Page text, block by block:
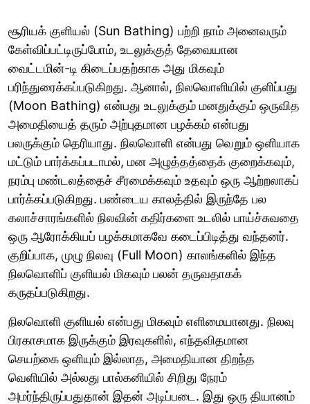
சூரியக் குளியல் (Sun Bathing) பற்றி நாம் அனைவரும்
கேள்விப்பட்டிருப்போம், உடலுக்குத் தேவையான
வைட்டமின்-டி கிடைப்பதற்காக அது மிகவும்
பரிந்துரைக்கப்படுகிறது. ஆனால், நிலவொளியில் குளிப்பது
(Moon Bathing) என்பது உடலுக்கும் மனதுக்கும் ஒருவித
அமைதியைத் தரும் அற்புதமான பழக்கம் என்பது
பலருக்கும் தெரியாது. நிலவொளி என்பது வெறும் ஒளியாக
மட்டும் பார்க்கப்படாமல், மன அழுத்தத்தைக் குறைக்கவும்,
நரம்பு மண்டலத்தைச் சீரமைக்கவும் உதவும் ஒரு ஆற்றலாகப்
பார்க்கப்படுகிறது. பண்டைய காலத்தில் இருந்தே பல
கலாச்சாரங்களில் நிலவின் கதிர்களை உடலில் பாய்ச்சுவதை
ஒரு ஆரோக்கியப் பழக்கமாகவே கடைப்பிடித்து வந்தனர்.
குறிப்பாக, முழு நிலவு (Full Moon) காலங்களில் இந்த
நிலவொளிப் குளியல் மிகவும் பலன் தருவதாகக்
கருதப்படுகிறது.
நிலவொளி குளியல் என்பது மிகவும் எளிமையானது. நிலவு
பிரகாசமாக இருக்கும் இரவுகளில், எந்தவிதமான
செயற்கை ஒளியும் இல்லாத, அமைதியான திறந்த
வெளியில் அல்லது பால்கனியில் சிறிது நேரம்
அமர்ந்திருப்பதுதான் இதன் அடிப்படை. இது ஒரு தியானம்